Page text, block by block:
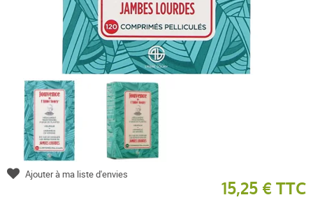
15,25 € TTC
Ajouter à ma liste d'envies